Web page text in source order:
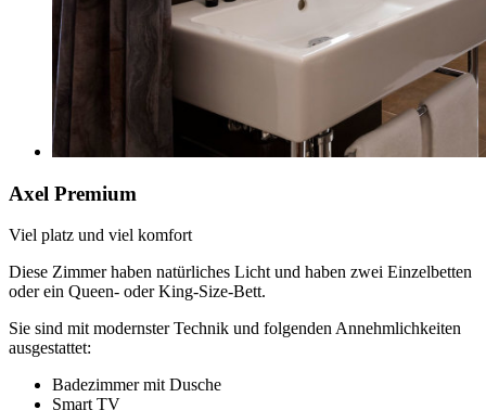
Axel Premium
Viel platz und viel komfort
Diese Zimmer haben natürliches Licht und haben zwei Einzelbetten
oder ein Queen- oder King-Size-Bett.
Sie sind mit modernster Technik und folgenden Annehmlichkeiten
ausgestattet:
Badezimmer mit Dusche
Smart TV